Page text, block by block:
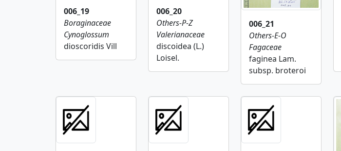
006_19
Boraginaceae
Cynoglossum
dioscoridis Vill
006_20
Others-P-Z
Valerianaceae
discoidea (L.)
Loisel.
006_21
Others-E-O
Fagaceae
faginea Lam.
subsp. broteroi